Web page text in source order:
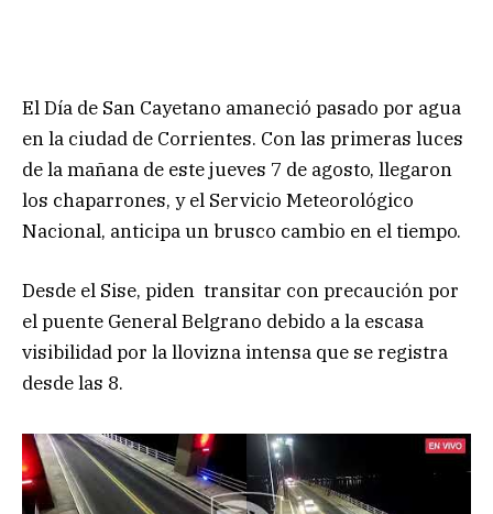
El Día de San Cayetano amaneció pasado por agua
en la ciudad de Corrientes. Con las primeras luces
de la mañana de este jueves 7 de agosto, llegaron
los chaparrones, y el Servicio Meteorológico
Nacional, anticipa un brusco cambio en el tiempo.
Desde el Sise, piden transitar con precaución por
el puente General Belgrano debido a la escasa
visibilidad por la llovizna intensa que se registra
desde las 8.